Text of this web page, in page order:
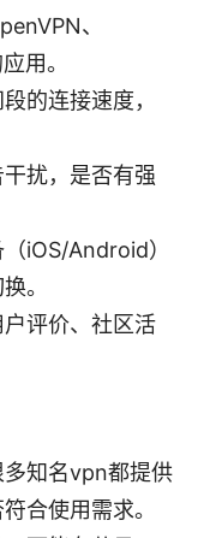
、
用。
的连接速度，
扰，是否有强
iOS/Android）
。
评价、社区活
知名vpn都提供
合使用需求。